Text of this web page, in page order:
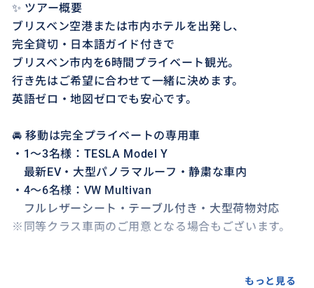
✨ ツアー概要
ブリスベン空港または市内ホテルを出発し、
完全貸切・日本語ガイド付きで
ブリスベン市内を6時間プライベート観光。
行き先はご希望に合わせて一緒に決めます。
英語ゼロ・地図ゼロでも安心です。
🚘 移動は完全プライベートの専用車
・1〜3名様：TESLA Model Y
最新EV・大型パノラマルーフ・静粛な車内
・4〜6名様：VW Multivan
フルレザーシート・テーブル付き・大型荷物対応
※同等クラス車両のご用意となる場合もございます。
もっと見る